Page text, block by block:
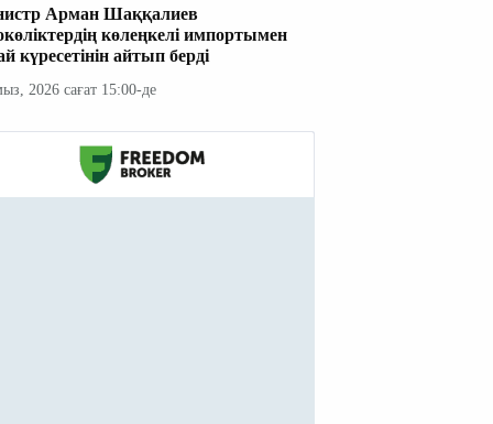
Арман Шаққалиев
көлеңкелі импортымен
күресетінін айтып берді
2026 сағат 15:00-де